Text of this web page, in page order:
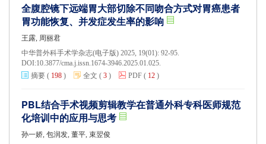
全腹腔镜下远端胃大部切除不同吻合方式对胃癌患者
胃功能恢复、并发症发生率的影响
王露, 周丽君
中华普外科手术学杂志(电子版) 2025, 19(01): 92-95.
DOI:10.3877/cma.j.issn.1674-3946.2025.01.025.
摘要 ( 198 ) 全文 ( 3 ) PDF ( 12 )
PBL结合手术视频剪辑教学在普通外科专科医师规范
化培训中的应用与思考
孙一娇, 包润发, 董平, 束翌俊